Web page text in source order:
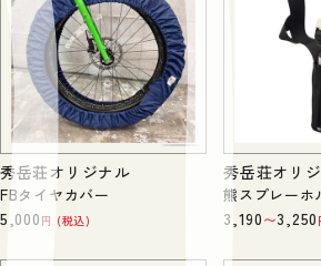
秀岳荘オリジナル
FBタイヤカバー
5,000 税込
秀岳荘オリ
熊スプレーホ
3,190〜3,250